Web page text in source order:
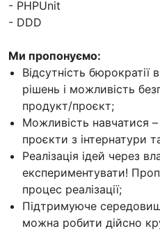
- PHPUnit
- DDD
Ми пропонуємо:
Відсутність
рішень і можливість
продукт/проєкт;
Можливість навчатися
проєкти з інтернатури
Реалізація ідей через
експериментувати!
процес реалізації;
Підтримуюче
можна робити дійсно